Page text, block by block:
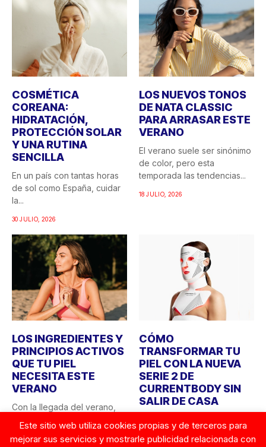
COSMÉTICA
COREANA:
HIDRATACIÓN,
PROTECCIÓN SOLAR
Y UNA RUTINA
SENCILLA
En un país con tantas horas
de sol como España, cuidar
la...
30 JULIO, 2026
LOS NUEVOS TONOS
DE NATA CLASSIC
PARA ARRASAR ESTE
VERANO
El verano suele ser sinónimo
de color, pero esta
temporada las tendencias...
18 JULIO, 2026
LOS INGREDIENTES Y
PRINCIPIOS ACTIVOS
QUE TU PIEL
NECESITA ESTE
VERANO
Con la llegada del verano,
cambian. La...
CÓMO
TRANSFORMAR TU
PIEL CON LA NUEVA
SERIE 2 DE
CURRENTBODY SIN
SALIR DE CASA
vez con tener acceso a los
tratamientos...
Este sitio web utiliza cookies propias y de terceros para
mejorar sus servicios y mostrarle publicidad relacionada con